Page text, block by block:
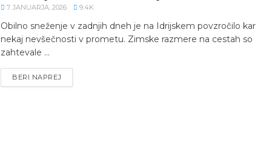
7. JANUARJA, 2026 9.4K
Obilno sneženje v zadnjih dneh je na Idrijskem povzročilo kar
nekaj nevšečnosti v prometu. Zimske razmere na cestah so
zahtevale ...
BERI NAPREJ